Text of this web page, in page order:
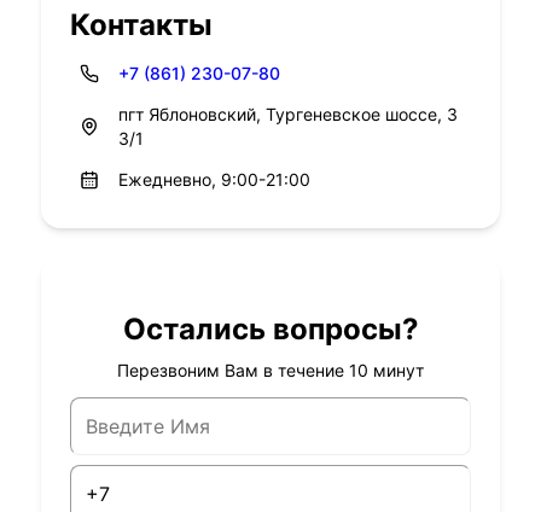
Контакты
+7 (861) 230-07-80
пгт Яблоновский, Тургеневское шоссе, 3
3/1
Ежедневно, 9:00-21:00
Остались вопросы?
Перезвоним Вам в течение 10 минут